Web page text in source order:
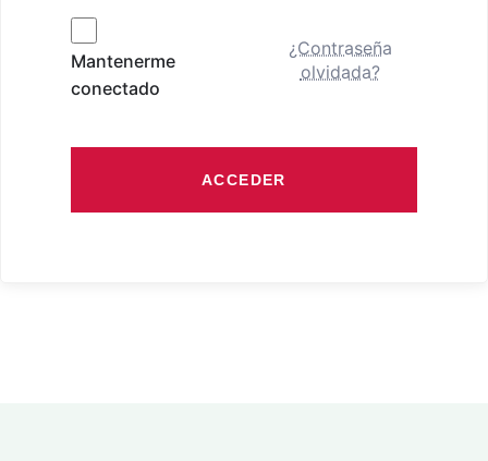
Mantenerme
conectado
¿Contraseña
olvidada?
ACCEDER